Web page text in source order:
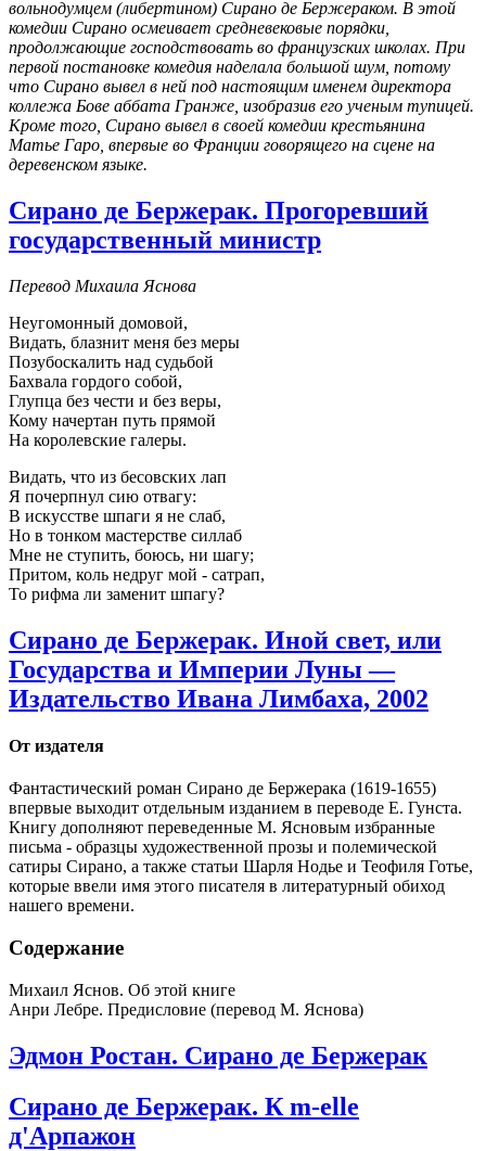
вольнодумцем (либертином) Сирано де Бержераком. В этой
комедии Сирано осмеивает средневековые порядки,
продолжающие господствовать во французских школах. При
первой постановке комедия наделала большой шум, потому
что Сирано вывел в ней под настоящим именем директора
коллежа Бове аббата Гранже, изобразив его ученым тупицей.
Кроме того, Сирано вывел в своей комедии крестьянина
Матье Гаро, впервые во Франции говорящего на сцене на
деревенском языке.
Сирано де Бержерак. Прогоревший
государственный министр
Перевод Михаила Яснова
Неугомонный домовой,
Видать, блазнит меня без меры
Позубоскалить над судьбой
Бахвала гордого собой,
Глупца без чести и без веры,
Кому начертан путь прямой
На королевские галеры.
Видать, что из бесовских лап
Я почерпнул сию отвагу:
В искусстве шпаги я не слаб,
Но в тонком мастерстве силлаб
Мне не ступить, боюсь, ни шагу;
Притом, коль недруг мой - сатрап,
То рифма ли заменит шпагу?
Сирано де Бержерак. Иной свет, или
Государства и Империи Луны —
Издательство Ивана Лимбаха, 2002
От издателя
Фантастический роман Сирано де Бержерака (1619-1655)
впервые выходит отдельным изданием в переводе Е. Гунста.
Книгу дополняют переведенные М. Ясновым избранные
письма - образцы художественной прозы и полемической
сатиры Сирано, а также статьи Шарля Нодье и Теофиля Готье,
которые ввели имя этого писателя в литературный обиход
нашего времени.
Содержание
Михаил Яснов. Об этой книге
Анри Лебре. Предисловие (перевод М. Яснова)
Эдмон Ростан. Сирано де Бержерак
Сирано де Бержерак. К m-elle
д'Арпажон